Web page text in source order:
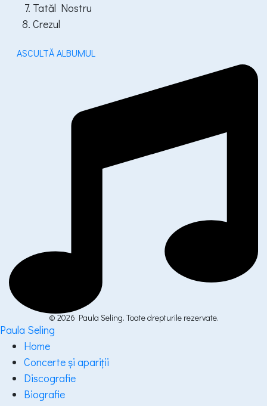
Tatăl Nostru
Crezul
ASCULTĂ ALBUMUL
© 2026 Paula Seling. Toate drepturile rezervate.
Paula Seling
Home
Concerte și apariții
Discografie
Biografie